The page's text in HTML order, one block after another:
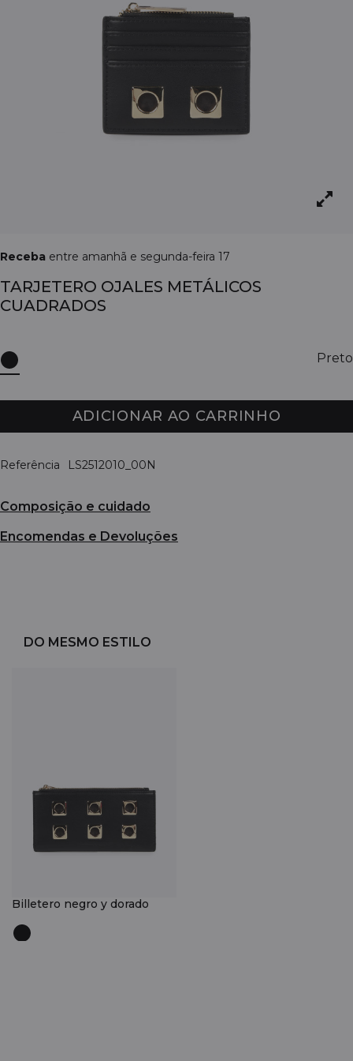
Receba entre amanhã e segunda-feira 17
TARJETERO OJALES METÁLICOS
CUADRADOS
Preto
ADICIONAR AO CARRINHO
Referência LS2512010_00N
Composição e cuidado
Encomendas e Devoluções
DO MESMO ESTILO
Billetero negro y dorado